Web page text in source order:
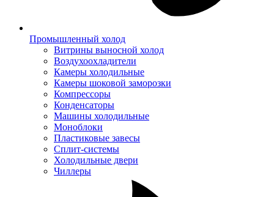
Промышленный холод
Витрины выносной холод
Воздухоохладители
Камеры холодильные
Камеры шоковой заморозки
Компрессоры
Конденсаторы
Машины холодильные
Моноблоки
Пластиковые завесы
Сплит-системы
Холодильные двери
Чиллеры